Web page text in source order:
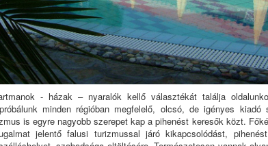
- házak – nyaralók kellő választékát találja
minden régióban megfelelő, olcsó, de igényes kiadó
is egyre nagyobb szerepet kap a pihenést keresők közt.
jelentő falusi turizmussal járó kikapcsolódást,